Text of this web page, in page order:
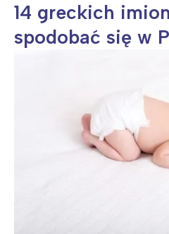
14 greckich
spodobać się w